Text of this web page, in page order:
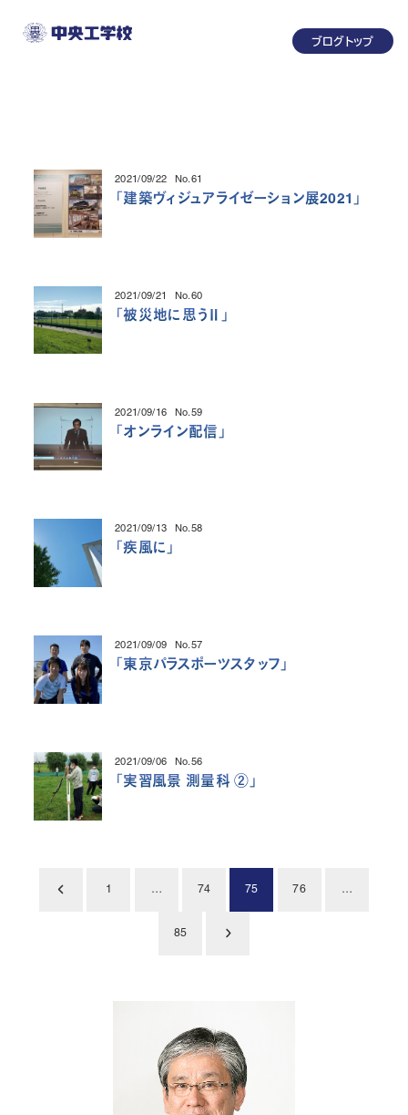
ブログトップ
「 建築ヴィジュアライゼーション展2021 」
2021/09/22 No.61
「被災地に思うⅡ 」
2021/09/21 No.60
「 オンライン配信 」
2021/09/16 No.59
「疾風に 」
2021/09/13 No.58
「東京パラスポーツスタッフ 」
2021/09/09 No.57
「 実習風景 測量科 ② 」
2021/09/06 No.56
1 … 74 75 76 …
85